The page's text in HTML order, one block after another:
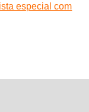
especial com